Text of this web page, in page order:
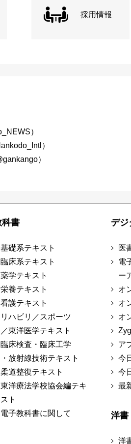
採用情報
）
）
）
科書
基礎系テキスト
臨床系テキスト
薬学テキスト
栄養テキスト
看護テキスト
リハビリ／スポーツ
／東洋医学テキスト
臨床検査・臨床工学
・放射線技術テキスト
柔道整復テキスト
東洋療法学校協会編テキ
スト
電子教科書に関して
デジ
医
電
ー
オ
オ
オ
ア
今
今
最
洋書
洋